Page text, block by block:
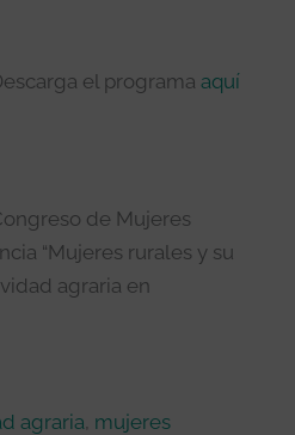
el programa aquí
de Mujeres
“Mujeres rurales y su
agraria en
agraria, mujeres